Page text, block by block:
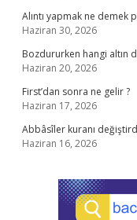
Alıntı yapmak ne demek
Haziran 30, 2026
Bozdururken hangi altın
Haziran 20, 2026
First’dan sonra ne gelir ?
Haziran 17, 2026
Abbâsîler kuranı
Haziran 16, 2026